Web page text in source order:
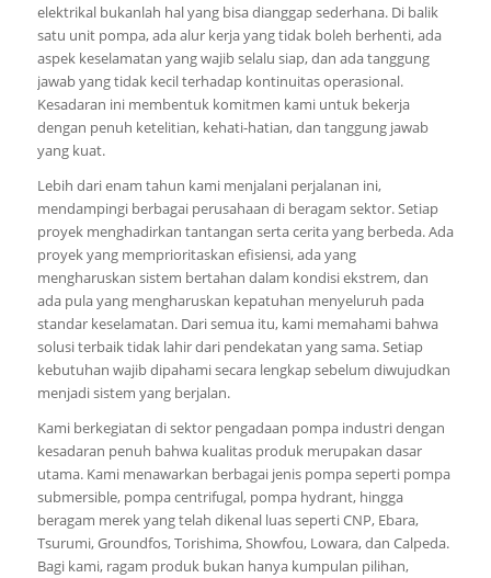
elektrikal bukanlah hal yang bisa dianggap sederhana. Di balik
satu unit pompa, ada alur kerja yang tidak boleh berhenti, ada
aspek keselamatan yang wajib selalu siap, dan ada tanggung
jawab yang tidak kecil terhadap kontinuitas operasional.
Kesadaran ini membentuk komitmen kami untuk bekerja
dengan penuh ketelitian, kehati-hatian, dan tanggung jawab
yang kuat.
Lebih dari enam tahun kami menjalani perjalanan ini,
mendampingi berbagai perusahaan di beragam sektor. Setiap
proyek menghadirkan tantangan serta cerita yang berbeda. Ada
proyek yang memprioritaskan efisiensi, ada yang
mengharuskan sistem bertahan dalam kondisi ekstrem, dan
ada pula yang mengharuskan kepatuhan menyeluruh pada
standar keselamatan. Dari semua itu, kami memahami bahwa
solusi terbaik tidak lahir dari pendekatan yang sama. Setiap
kebutuhan wajib dipahami secara lengkap sebelum diwujudkan
menjadi sistem yang berjalan.
Kami berkegiatan di sektor pengadaan pompa industri dengan
kesadaran penuh bahwa kualitas produk merupakan dasar
utama. Kami menawarkan berbagai jenis pompa seperti pompa
submersible, pompa centrifugal, pompa hydrant, hingga
beragam merek yang telah dikenal luas seperti CNP, Ebara,
Tsurumi, Groundfos, Torishima, Showfou, Lowara, dan Calpeda.
Bagi kami, ragam produk bukan hanya kumpulan pilihan,